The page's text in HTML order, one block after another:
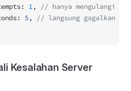
1,
// hanya mengulangi
5,
// langsung gagalkan
Kesalahan Server